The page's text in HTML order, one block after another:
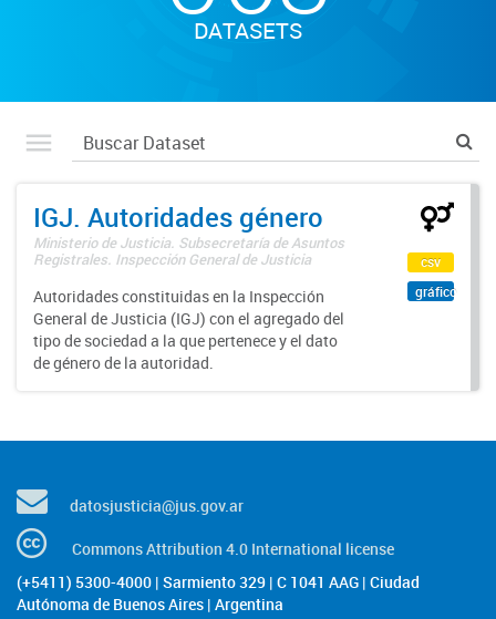
DATASETS
IGJ. Autoridades género
Ministerio de Justicia. Subsecretaría de Asuntos
Registrales. Inspección General de Justicia
Autoridades constituidas en la Inspección
General de Justicia (IGJ) con el agregado del
tipo de sociedad a la que pertenece y el dato
de género de la autoridad.
csv
gráfico
datosjusticia@jus.gov.ar
Commons Attribution 4.0 International license
(+5411) 5300-4000 | Sarmiento 329 | C 1041 AAG | Ciudad
Autónoma de Buenos Aires | Argentina